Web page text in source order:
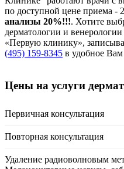
по доступной цене приема -
анализы 20%!!!. Хотите
дерматологии и
«Первую клинику»,
(495) 159-8345 в удобное
Цены на услуги
Первичная консультация
Повторная консультация
Удаление радиоволновым